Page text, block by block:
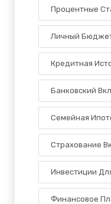
Процентные
Личный
Кредитная
Банковский
Семейная
Страхование
Инвестиции
Финансовое